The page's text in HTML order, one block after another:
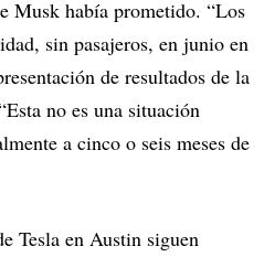
Musk había prometido. “Los
sin pasajeros, en junio en
de resultados de la
no es una situación
a cinco o seis meses de
Tesla en Austin siguen